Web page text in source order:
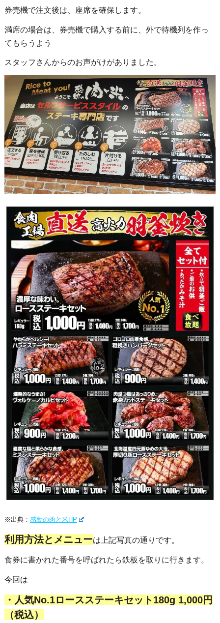
券売機で注文後は、座席を確保します。
満席の場合は、券売機で購入する前に、外で待機列を作っ
てもらうよう
スタッフさんからのお声がけがありました。
※出典： 感動の肉と米HP
利用方法とメニューは上記写真の通りです。
食券に書かれた番号を呼ばれたら鉄板を取りに行きます。
今回は
・人気No.1ロースステーキセット180g 1,000円
（税込）